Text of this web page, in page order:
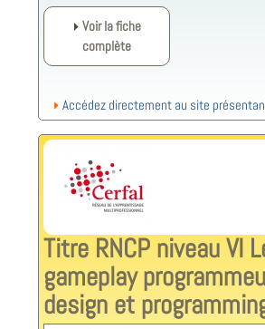
Voir la fiche
complète
Accédez directement au site
Titre RNCP niveau VI
gameplay
design et